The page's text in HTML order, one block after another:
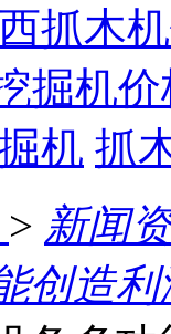
抓木
掘机
机 抓
> 新闻
创造